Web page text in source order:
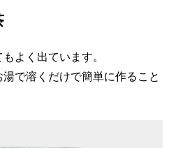
よく出ています。
で溶くだけで簡単に作ること